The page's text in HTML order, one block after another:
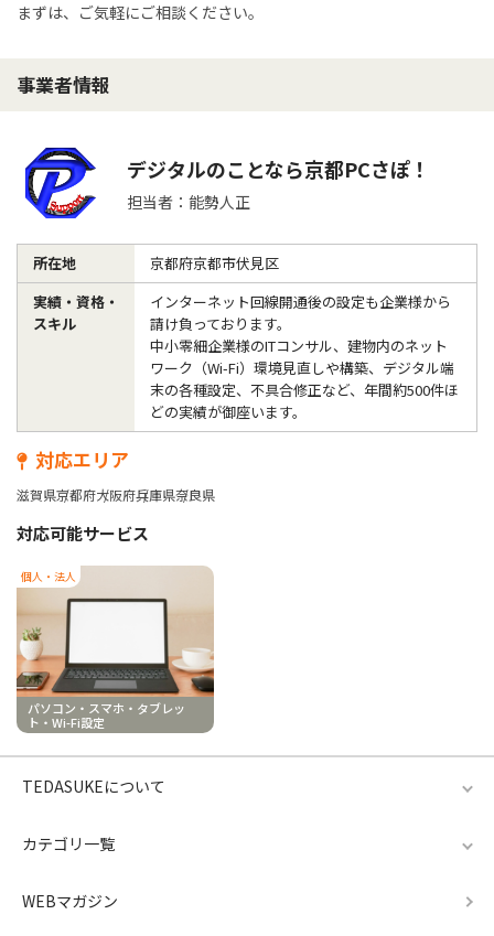
まずは、ご気軽にご相談ください。
事業者情報
デジタルのことなら京都PCさぽ！
担当者：能勢人正
所在地
京都府京都市伏見区
実績・資格・
スキル
インターネット回線開通後の設定も企業様から
請け負っております。
中小零細企業様のITコンサル、建物内のネット
ワーク（Wi-Fi）環境見直しや構築、デジタル端
末の各種設定、不具合修正など、年間約500件ほ
どの実績が御座います。
対応エリア
滋賀県京都府大阪府兵庫県奈良県
対応可能サービス
個人・法人
パソコン・スマホ・タブレッ
ト・Wi-Fi設定
TEDASUKEについて
カテゴリ一覧
WEBマガジン